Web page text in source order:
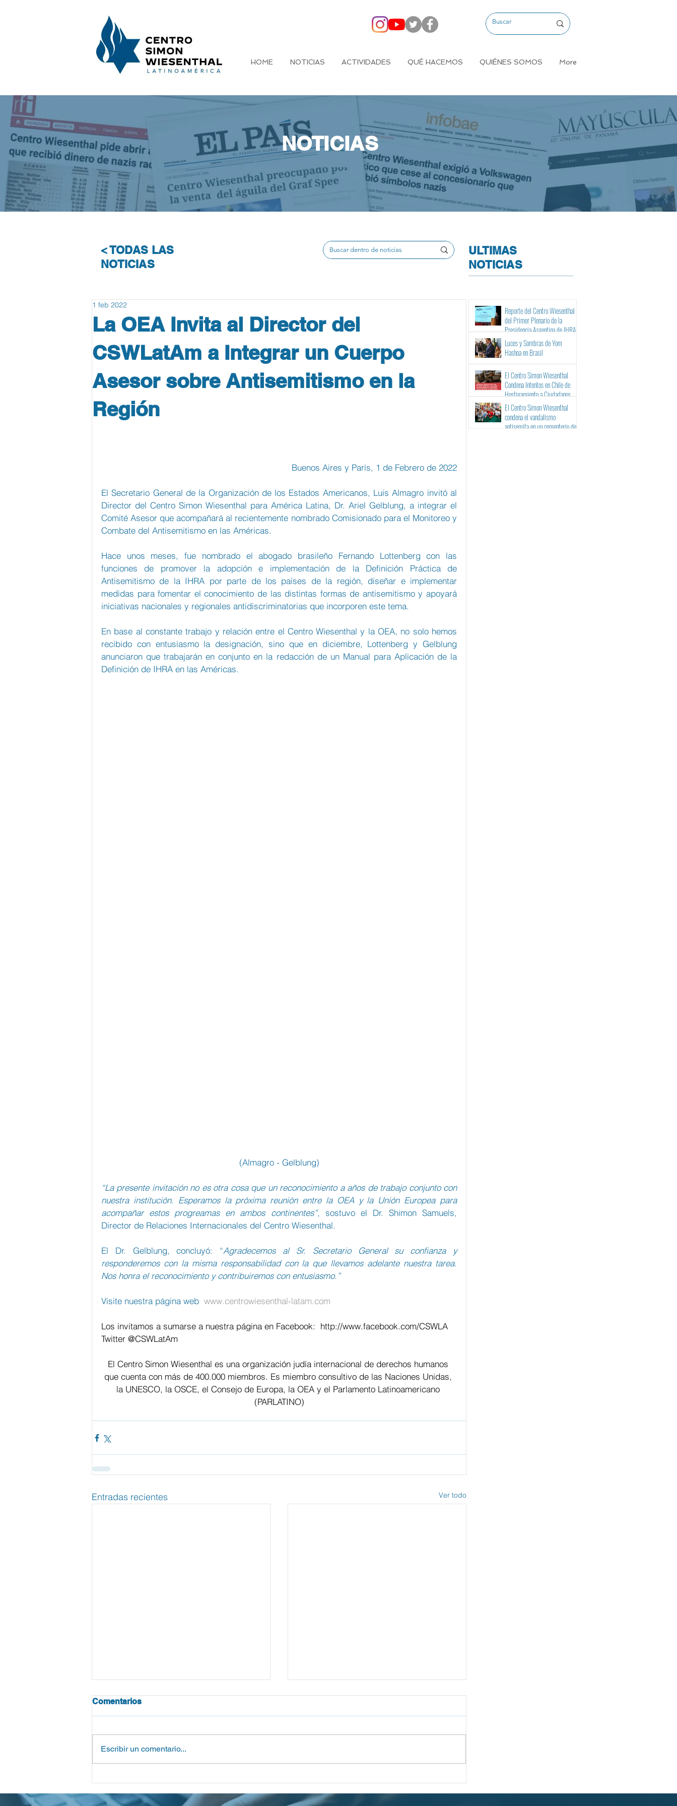
HOME NOTICIAS ACTIVIDADES QUÉ HACEMOS QUIÉNES SOMOS More
NOTICIAS
< TODAS LAS
NOTICIAS
La OEA Invita al Director del
CSWLatAm a Integrar un Cuerpo
Asesor sobre Antisemitismo en la
Región
1 feb 2022
Buenos Aires y París, 1 de Febrero de 2022
El Secretario General de la Organización de los Estados Americanos, Luis Almagro invitó al
Director del Centro Simon Wiesenthal para América Latina, Dr. Ariel Gelblung, a integrar el
Comité Asesor que acompañará al recientemente nombrado Comisionado para el Monitoreo y
Combate del Antisemitismo en las Américas.
Hace unos meses, fue nombrado el abogado brasileño Fernando Lottenberg con las
funciones de promover la adopción e implementación de la Definición Práctica de
Antisemitismo de la IHRA por parte de los países de la región, diseñar e implementar
medidas para fomentar el conocimiento de las distintas formas de antisemitismo y apoyará
iniciativas nacionales y regionales antidiscriminatorias que incorporen este tema.
En base al constante trabajo y relación entre el Centro Wiesenthal y la OEA, no solo hemos
recibido con entusiasmo la designación, sino que en diciembre, Lottenberg y Gelblung
anunciaron que trabajarán en conjunto en la redacción de un Manual para Aplicación de la
Definición de IHRA en las Américas.
(Almagro - Gelblung)
“La presente invitación no es otra cosa que un reconocimiento a años de trabajo conjunto con
nuestra institución. Esperamos la próxima reunión entre la OEA y la Unión Europea para
acompañar estos progreamas en ambos continentes”, sostuvo el Dr. Shimon Samuels,
Director de Relaciones Internacionales del Centro Wiesenthal.
El Dr. Gelblung, concluyó: “Agradecemos al Sr. Secretario General su confianza y
responderemos con la misma responsabilidad con la que llevamos adelante nuestra tarea.
Nos honra el reconocimiento y contribuiremos con entusiasmo.”
Visite nuestra página web www.centrowiesenthal-latam.com
Los invitamos a sumarse a nuestra página en Facebook: http://www.facebook.com/CSWLA
Twitter @CSWLatAm
El Centro Simon Wiesenthal es una organización judía internacional de derechos humanos
que cuenta con más de 400.000 miembros. Es miembro consultivo de las Naciones Unidas,
la UNESCO, la OSCE, el Consejo de Europa, la OEA y el Parlamento Latinoamericano
(PARLATINO)
Entradas recientes Ver todo
Reporte del Centro Wiesenthal del
Luces y Sombras de Yom Hashoa
Comentarios
Escribir un comentario...
ULTIMAS
NOTICIAS
Reporte del Centro Wiesenthal
del Primer Plenario de la
Presidencia Argentina de IHRA
Luces y Sombras de Yom
Hashoa en Brasil
El Centro Simon Wiesenthal
Condena Intentos en Chile de
Hostigamiento a Ciudadanos
Israelíes y Binacionales ante sus
Tribunales
El Centro Simon Wiesenthal
condena el vandalismo
antisemita en un cementerio de